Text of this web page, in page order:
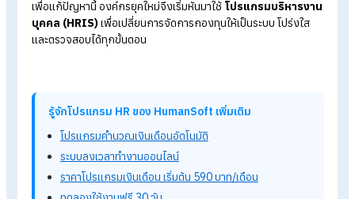
ความผิดพลาด:จากการคำนวณที่ซับซ้อนด้วยมือ
ความล่าช้า:ในการรวบรวมและจัดการเอกสาร
ความคลุมเครือ:
แม้ความคลาดเคลื่อนเพียง“หลักร้อยบาท”
พนักงานตั้งคำถามถึงความน่าเชื่อถือของระบบ และนำไปสู่ความไม่
มั่นใจต่อองค์กรในระยะยาวได้